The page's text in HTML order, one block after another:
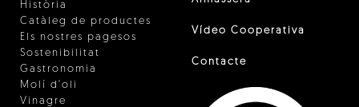
Història
Catàleg de productes
Els nostres pagesos
Sostenibilitat
Gastronomia
Molí d'oli
Vinagre
Vídeo Cooperativa
Contacte